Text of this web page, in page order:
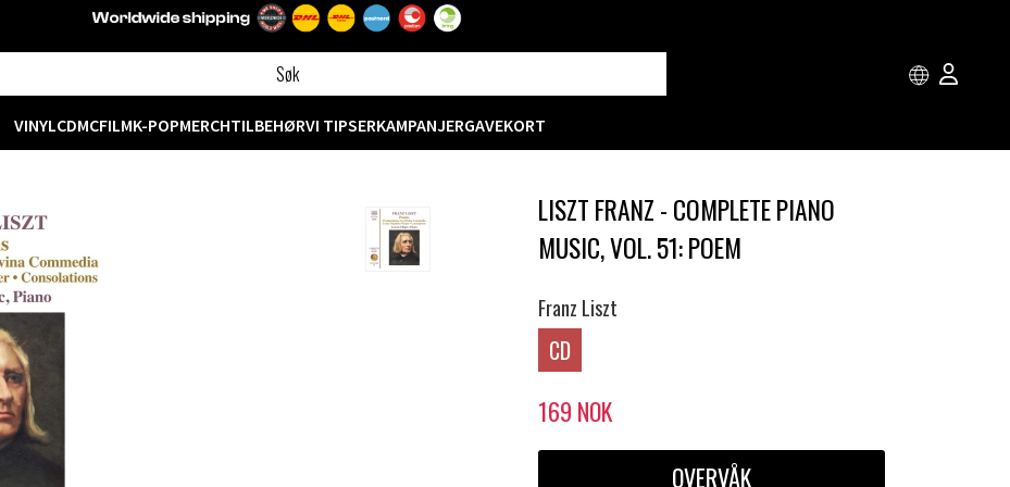
VINYLCDMCFILMK-POPMERCHTILBEHØRVI TIPSERKAMPANJERGAVEKORT
LISZT FRANZ - COMPLETE PIANO
MUSIC, VOL. 51: POEM
Franz Liszt
CD
169 NOK
OVERVÅK